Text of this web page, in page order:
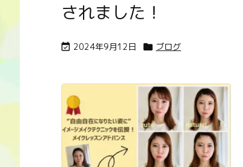
されました！
 2024年9月12日  ブログ